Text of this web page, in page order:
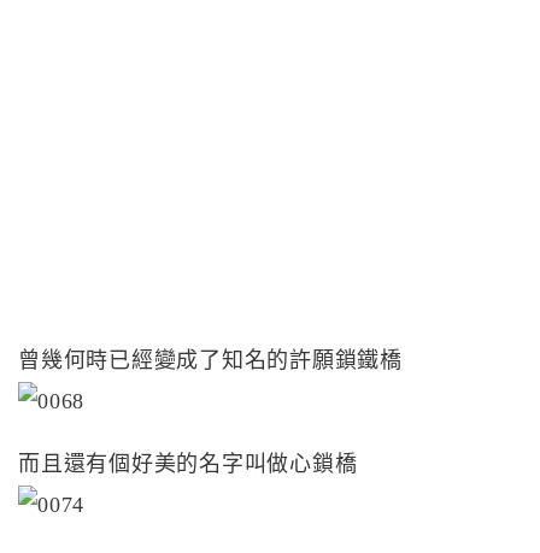
曾幾何時已經變成了知名的許願鎖鐵橋
而且還有個好美的名字叫做心鎖橋